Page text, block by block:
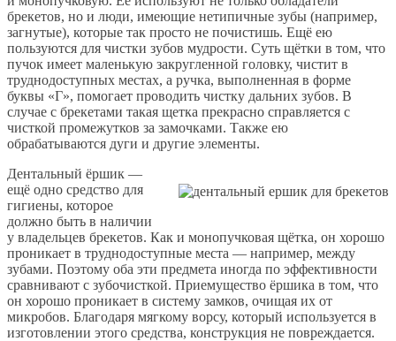
брекетов, но и люди, имеющие нетипичные зубы (например,
загнутые), которые так просто не почистишь. Ещё ею
пользуются для чистки зубов мудрости. Суть щётки в том, что
пучок имеет маленькую закругленной головку, чистит в
труднодоступных местах, а ручка, выполненная в форме
буквы «Г», помогает проводить чистку дальних зубов. В
случае с брекетами такая щетка прекрасно справляется с
чисткой промежутков за замочками. Также ею
обрабатываются дуги и другие элементы.
Дентальный ёршик —
ещё одно средство для
гигиены, которое
должно быть в наличии
у владельцев брекетов. Как и монопучковая щётка, он хорошо
проникает в труднодоступные места — например, между
зубами. Поэтому оба эти предмета иногда по эффективности
сравнивают с зубочисткой. Приемущество ёршика в том, что
он хорошо проникает в систему замков, очищая их от
микробов. Благодаря мягкому ворсу, который используется в
изготовлении этого средства, конструкция не повреждается.